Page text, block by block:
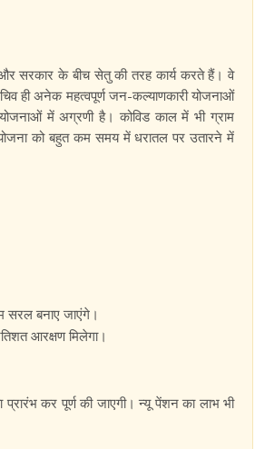
और सरकार के बीच सेतु की तरह कार्य करते हैं। वे
ही अनेक महत्वपूर्ण जन-कल्याणकारी योजनाओं
में अग्रणी है। कोविड काल में भी ग्राम
योजना को बहुत कम समय में धरातल पर उतारने में
सरल बनाए जाएंगे।
आरक्षण मिलेगा।
प्रारंभ कर पूर्ण की जाएगी। न्यू पेंशन का लाभ भी